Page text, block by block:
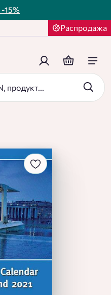
-15%
Распродажа